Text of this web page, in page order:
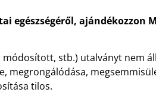
egészségéről, ajándékozzon
stb.) utalványt nem
megrongálódása,
tilos.